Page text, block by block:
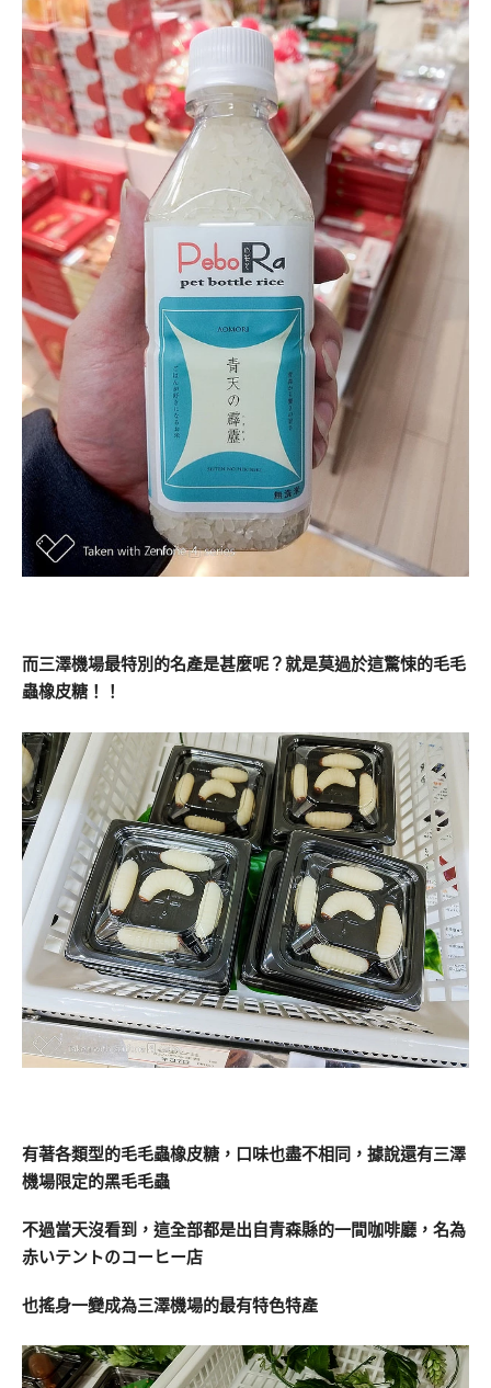
而三澤機場最特別的名產是甚麼呢？就是莫過於這驚悚的毛毛
蟲橡皮糖！！
有著各類型的毛毛蟲橡皮糖，口味也盡不相同，據說還有三澤
機場限定的黑毛毛蟲
不過當天沒看到，這全部都是出自青森縣的一間咖啡廳，名為
赤いテントのコーヒー店
也搖身一變成為三澤機場的最有特色特產